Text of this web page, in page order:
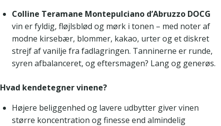
Colline Teramane Montepulciano d’Abruzzo DOCG
vin er fyldig, fløjlsblød og mørk i tonen – med noter af
modne kirsebær, blommer, kakao, urter og et diskret
strejf af vanilje fra fadlagringen. Tanninerne er runde,
syren afbalanceret, og eftersmagen? Lang og generøs.
Hvad kendetegner vinene?
Højere beliggenhed og lavere udbytter giver vinen
større koncentration og finesse end almindelig